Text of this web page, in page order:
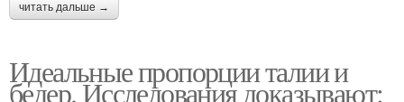
читать дальше →
Идеальные пропорции талии и
бедер. Исследования доказывают: